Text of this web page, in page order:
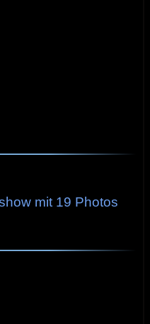
mit 19 Photos